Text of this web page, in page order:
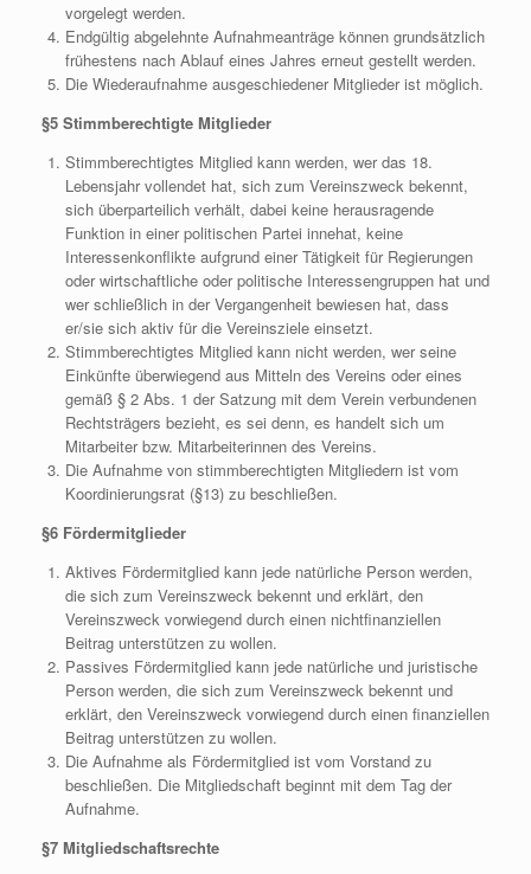
vorgelegt werden.
Endgültig abgelehnte Aufnahmeanträge können grundsätzlich
frühestens nach Ablauf eines Jahres erneut gestellt werden.
Die Wiederaufnahme ausgeschiedener Mitglieder ist möglich.
§5 Stimmberechtigte Mitglieder
Stimmberechtigtes Mitglied kann werden, wer das 18.
Lebensjahr vollendet hat, sich zum Vereinszweck bekennt,
sich überparteilich verhält, dabei keine herausragende
Funktion in einer politischen Partei innehat, keine
Interessenkonflikte aufgrund einer Tätigkeit für Regierungen
oder wirtschaftliche oder politische Interessengruppen hat und
wer schließlich in der Vergangenheit bewiesen hat, dass
er/sie sich aktiv für die Vereinsziele einsetzt.
Stimmberechtigtes Mitglied kann nicht werden, wer seine
Einkünfte überwiegend aus Mitteln des Vereins oder eines
gemäß § 2 Abs. 1 der Satzung mit dem Verein verbundenen
Rechtsträgers bezieht, es sei denn, es handelt sich um
Mitarbeiter bzw. Mitarbeiterinnen des Vereins.
Die Aufnahme von stimmberechtigten Mitgliedern ist vom
Koordinierungsrat (§13) zu beschließen.
§6 Fördermitglieder
Aktives Fördermitglied kann jede natürliche Person werden,
die sich zum Vereinszweck bekennt und erklärt, den
Vereinszweck vorwiegend durch einen nichtfinanziellen
Beitrag unterstützen zu wollen.
Passives Fördermitglied kann jede natürliche und juristische
Person werden, die sich zum Vereinszweck bekennt und
erklärt, den Vereinszweck vorwiegend durch einen finanziellen
Beitrag unterstützen zu wollen.
Die Aufnahme als Fördermitglied ist vom Vorstand zu
beschließen. Die Mitgliedschaft beginnt mit dem Tag der
Aufnahme.
§7 Mitgliedschaftsrechte